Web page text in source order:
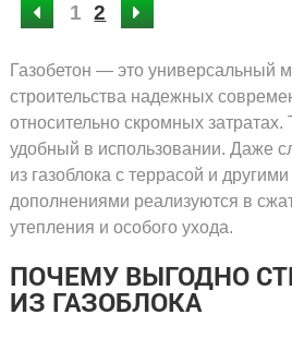
1 2
Газобетон — это универсальный
строительства надежных
относительно скромных
удобный в использовании. Даже
из газоблока с террасой и
дополнениями реализуются в
утепления и особого ухода.
ПОЧЕМУ ВЫГОДНО
ИЗ ГАЗОБЛОКА